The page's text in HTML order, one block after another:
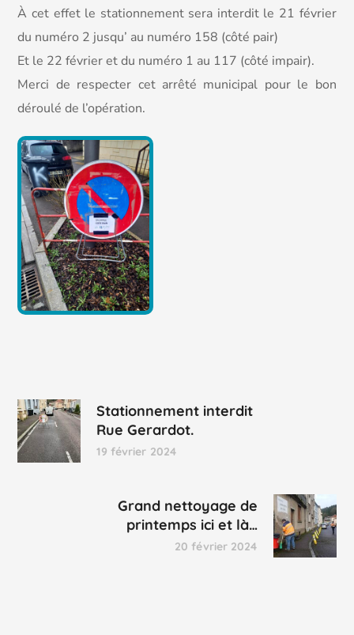
À cet effet le stationnement sera interdit le 21 février
du numéro 2 jusqu’ au numéro 158 (côté pair)
Et le 22 février et du numéro 1 au 117 (côté impair).
Merci de respecter cet arrêté municipal pour le bon
déroulé de l’opération.
Stationnement interdit
Rue Gerardot.
19 février 2024
Grand nettoyage de
printemps ici et là…
20 février 2024